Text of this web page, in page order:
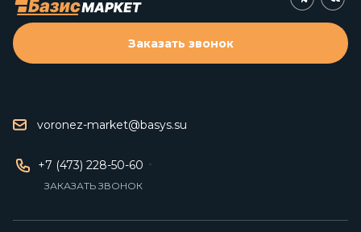
voronez-market@basys.su
+7 (473) 228-50-60
ЗАКАЗАТЬ ЗВОНОК
Заказать звонок